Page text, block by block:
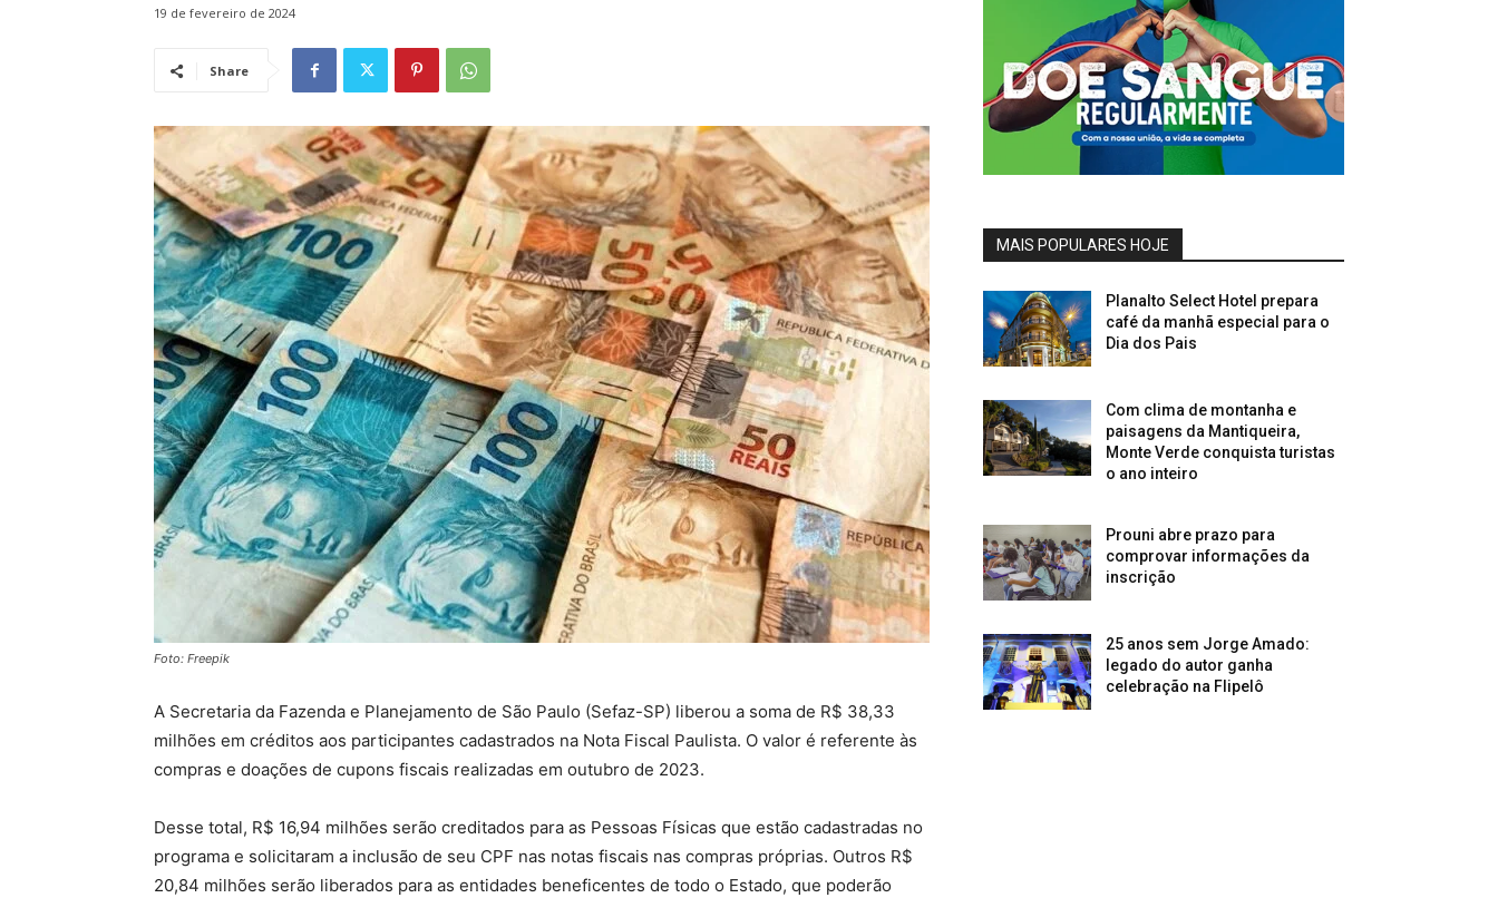
19 de fevereiro de 2024
Share
Foto: Freepik
A Secretaria da Fazenda e Planejamento de São Paulo (Sefaz-SP) liberou a soma de R$ 38,33
milhões em créditos aos participantes cadastrados na Nota Fiscal Paulista. O valor é referente às
compras e doações de cupons fiscais realizadas em outubro de 2023.
Desse total, R$ 16,94 milhões serão creditados para as Pessoas Físicas que estão cadastradas no
programa e solicitaram a inclusão de seu CPF nas notas fiscais nas compras próprias. Outros R$
20,84 milhões serão liberados para as entidades beneficentes de todo o Estado, que poderão
MAIS POPULARES HOJE
Planalto Select Hotel prepara
café da manhã especial para o
Dia dos Pais
Com clima de montanha e
paisagens da Mantiqueira,
Monte Verde conquista turistas
o ano inteiro
Prouni abre prazo para
comprovar informações da
inscrição
25 anos sem Jorge Amado:
legado do autor ganha
celebração na Flipelô